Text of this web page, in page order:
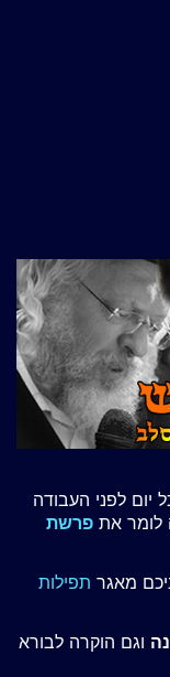
יום לפני העבודה
לומר את פרשת
מאגר תפילות
וגם הוקרה לבורא